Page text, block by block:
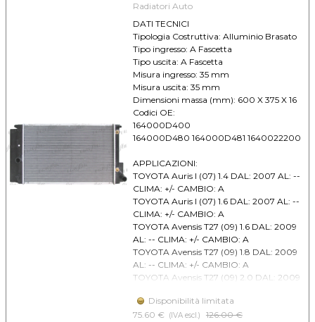
Radiatori Auto
DATI TECNICI
Tipologia Costruttiva: Alluminio Brasato
Tipo ingresso: A Fascetta
Tipo uscita: A Fascetta
Misura ingresso: 35 mm
Misura uscita: 35 mm
Dimensioni massa (mm): 600 X 375 X 16
Codici OE:
164000D400
164000D480 164000D481 1640022200
APPLICAZIONI:
TOYOTA Auris I (07) 1.4 DAL: 2007 AL: --
CLIMA: +/- CAMBIO: A
TOYOTA Auris I (07) 1.6 DAL: 2007 AL: --
CLIMA: +/- CAMBIO: A
TOYOTA Avensis T27 (09) 1.6 DAL: 2009
AL: -- CLIMA: +/- CAMBIO: A
TOYOTA Avensis T27 (09) 1.8 DAL: 2009
AL: -- CLIMA: +/- CAMBIO: A
TOYOTA Avensis T27 (09) 2.0 DAL: 2009
TOYOTA Corolla E15 (07) 1.6 DAL: 2007
AL: -- CLIMA: +/- CAMBIO: A
Disponibilità limitata
75.60 €
(IVA escl.) Prezzo senza sconto
126.00 €